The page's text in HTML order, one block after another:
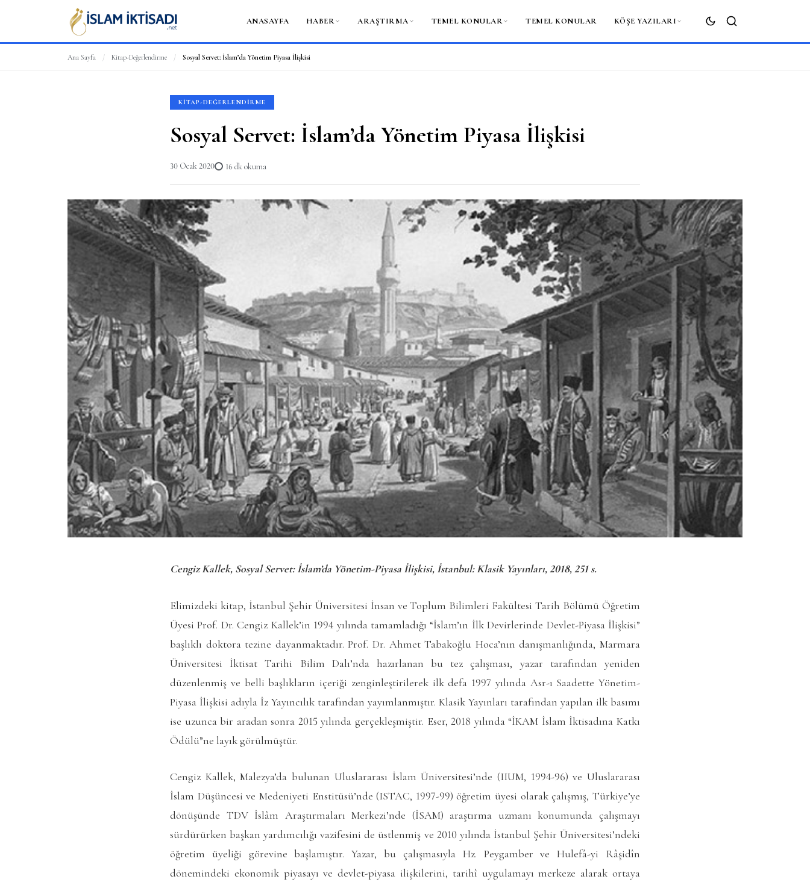
ANASAYFA HABER ARAŞTIRMA TEMEL KONULAR TEMEL KONULAR KÖŞE YAZILARI
ARA
Ana Sayfa / Kitap-Değerlendirme / Sosyal Servet: İslam’da Yönetim Piyasa İlişkisi
KITAP-DEĞERLENDIRME
Sosyal Servet: İslam’da Yönetim Piyasa İlişkisi
30 Ocak 2020 16 dk okuma
Cengiz Kallek, Sosyal Servet: İslam’da Yönetim-Piyasa İlişkisi, İstanbul: Klasik Yayınları, 2018, 251 s.
Elimizdeki kitap, İstanbul Şehir Üniversitesi İnsan ve Toplum Bilimleri Fakültesi Tarih Bölümü Öğretim
Üyesi Prof. Dr. Cengiz Kallek’in 1994 yılında tamamladığı “İslam’ın İlk Devirlerinde Devlet-Piyasa İlişkisi”
başlıklı doktora tezine dayanmaktadır. Prof. Dr. Ahmet Tabakoğlu Hoca’nın danışmanlığında, Marmara
Üniversitesi İktisat Tarihi Bilim Dalı’nda hazırlanan bu tez çalışması, yazar tarafından yeniden
düzenlenmiş ve belli başlıkların içeriği zenginleştirilerek ilk defa 1997 yılında Asr-ı Saadette Yönetim-
Piyasa İlişkisi adıyla İz Yayıncılık tarafından yayımlanmıştır. Klasik Yayınları tarafından yapılan ilk basımı
ise uzunca bir aradan sonra 2015 yılında gerçekleşmiştir. Eser, 2018 yılında “İKAM İslam İktisadına Katkı
Ödülü”ne layık görülmüştür.
Cengiz Kallek, Malezya’da bulunan Uluslararası İslam Üniversitesi’nde (IIUM, 1994-96) ve Uluslararası
İslam Düşüncesi ve Medeniyeti Enstitüsü’nde (ISTAC, 1997-99) öğretim üyesi olarak çalışmış, Türkiye’ye
dönüşünde TDV İslâm Araştırmaları Merkezi’nde (İSAM) araştırma uzmanı konumunda çalışmayı
sürdürürken başkan yardımcılığı vazifesini de üstlenmiş ve 2010 yılında İstanbul Şehir Üniversitesi’ndeki
öğretim üyeliği görevine başlamıştır. Yazar, bu çalışmasıyla Hz. Peygamber ve Hulefâ-yi Râşidîn
dönemindeki ekonomik piyasayı ve devlet-piyasa ilişkilerini, tarihî uygulamayı merkeze alarak ortaya